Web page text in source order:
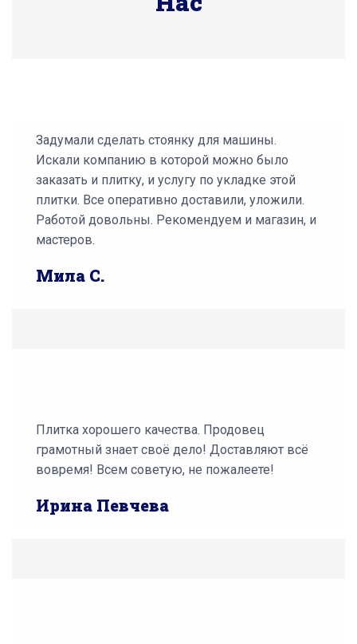
Задумали сделать стоянку для машины.
Искали компанию в которой можно было
заказать и плитку, и услугу по укладке этой
плитки. Все оперативно доставили, уложили.
Работой довольны. Рекомендуем и магазин, и
мастеров.
Мила С.
Плитка хорошего качества. Продовец
грамотный знает своё дело! Доставляют всё
вовремя! Всем советую, не пожалеете!
Ирина Певчева